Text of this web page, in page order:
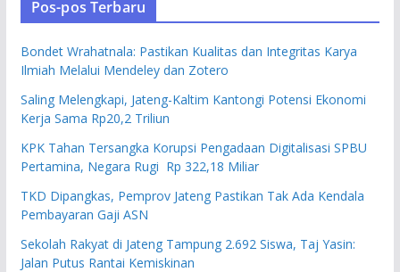
Pos-pos Terbaru
Bondet Wrahatnala: Pastikan Kualitas dan Integritas Karya
Ilmiah Melalui Mendeley dan Zotero
Saling Melengkapi, Jateng-Kaltim Kantongi Potensi Ekonomi
Kerja Sama Rp20,2 Triliun
KPK Tahan Tersangka Korupsi Pengadaan Digitalisasi SPBU
Pertamina, Negara Rugi Rp 322,18 Miliar
TKD Dipangkas, Pemprov Jateng Pastikan Tak Ada Kendala
Pembayaran Gaji ASN
Sekolah Rakyat di Jateng Tampung 2.692 Siswa, Taj Yasin:
Jalan Putus Rantai Kemiskinan